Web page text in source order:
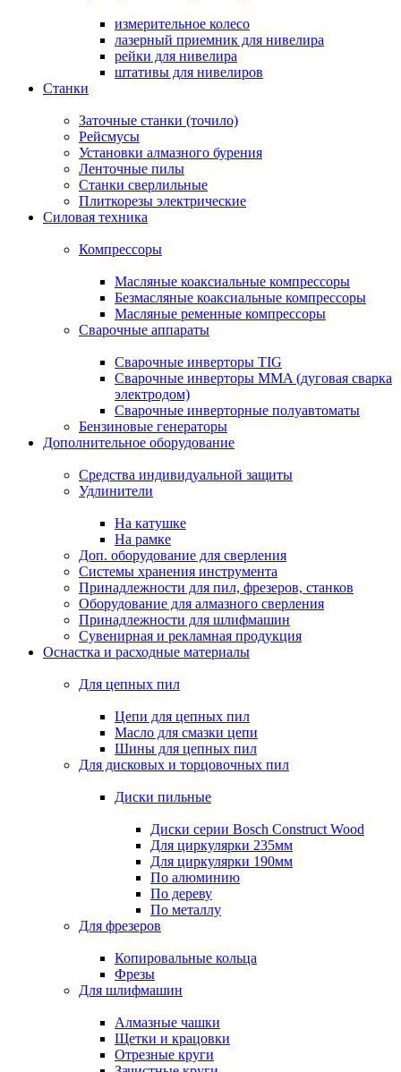
измерительное колесо
лазерный приемник для нивелира
рейки для нивелира
штативы для нивелиров
Станки
Заточные станки (точило)
Рейсмусы
Установки алмазного бурения
Ленточные пилы
Станки сверлильные
Плиткорезы электрические
Силовая техника
Компрессоры
Масляные коаксиальные компрессоры
Безмасляные коаксиальные компрессоры
Масляные ременные компрессоры
Сварочные аппараты
Сварочные инверторы TIG
Сварочные инверторы MMA (дуговая сварка
электродом)
Сварочные инверторные полуавтоматы
Бензиновые генераторы
Дополнительное оборудование
Средства индивидуальной защиты
Удлинители
На катушке
На рамке
Доп. оборудование для сверления
Системы хранения инструмента
Принадлежности для пил, фрезеров, станков
Оборудование для алмазного сверления
Принадлежности для шлифмашин
Сувенирная и рекламная продукция
Оснастка и расходные материалы
Для цепных пил
Цепи для цепных пил
Масло для смазки цепи
Шины для цепных пил
Для дисковых и торцовочных пил
Диски пильные
Диски серии Bosch Construct Wood
Для циркулярки 235мм
Для циркулярки 190мм
По алюминию
По дереву
По металлу
Для фрезеров
Копировальные кольца
Фрезы
Для шлифмашин
Алмазные чашки
Щетки и крацовки
Отрезные круги